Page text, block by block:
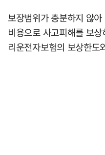
보장범위가 충분하지 않
비용으로 사고피해를 보
리운전자보험의 보상한도